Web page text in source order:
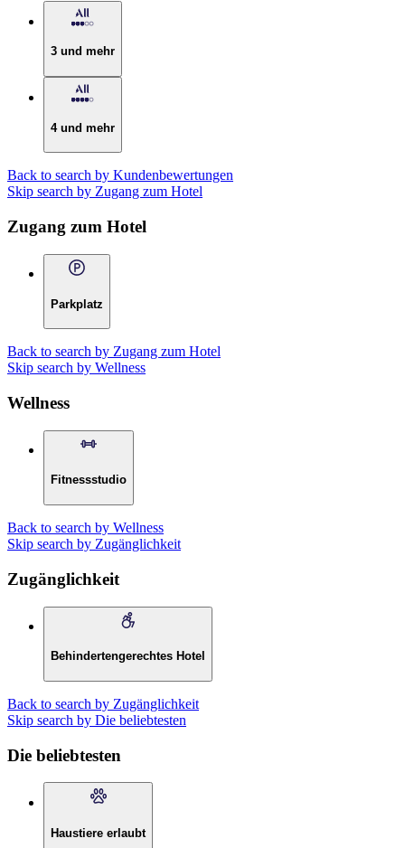
3 und mehr
4 und mehr
Back to search by Kundenbewertungen
Skip search by Zugang zum Hotel
Zugang zum Hotel
Parkplatz
Back to search by Zugang zum Hotel
Skip search by Wellness
Wellness
Fitnessstudio
Back to search by Wellness
Skip search by Zugänglichkeit
Zugänglichkeit
Behindertengerechtes Hotel
Back to search by Zugänglichkeit
Skip search by Die beliebtesten
Die beliebtesten
Haustiere erlaubt